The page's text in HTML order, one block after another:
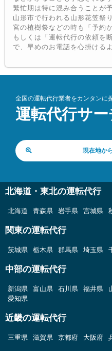
繁忙期は特に混み合うことが
山形市で行われる山形花笠祭
宮の植樹祭などの時も「予約
もしくは「運転代行の依頼を
で、早めのお電話を心掛ける
全国の運転代行業者をカンタンに
運転代行サ
現在地か
北海道・東北の運転代行
北海道 青森県 岩手県 宮城県
関東の運転代行
茨城県 栃木県 群馬県 埼玉県
中部の運転代行
新潟県 富山県 石川県 福井県
愛知県
近畿の運転代行
三重県 滋賀県 京都府 大阪府